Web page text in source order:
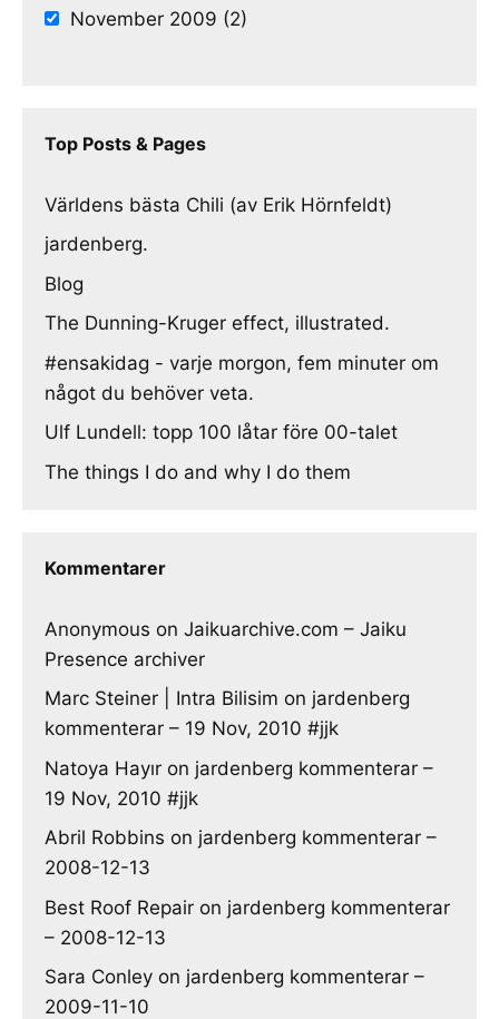
November 2009 (2)
Top Posts & Pages
Världens bästa Chili (av Erik Hörnfeldt)
jardenberg.
Blog
The Dunning-Kruger effect, illustrated.
#ensakidag - varje morgon, fem minuter om
något du behöver veta.
Ulf Lundell: topp 100 låtar före 00-talet
The things I do and why I do them
Kommentarer
Anonymous on Jaikuarchive.com – Jaiku
Presence archiver
Marc Steiner | Intra Bilisim on jardenberg
kommenterar – 19 Nov, 2010 #jjk
Natoya Hayır on jardenberg kommenterar –
19 Nov, 2010 #jjk
Abril Robbins on jardenberg kommenterar –
2008-12-13
Best Roof Repair on jardenberg kommenterar
– 2008-12-13
Sara Conley on jardenberg kommenterar –
2009-11-10